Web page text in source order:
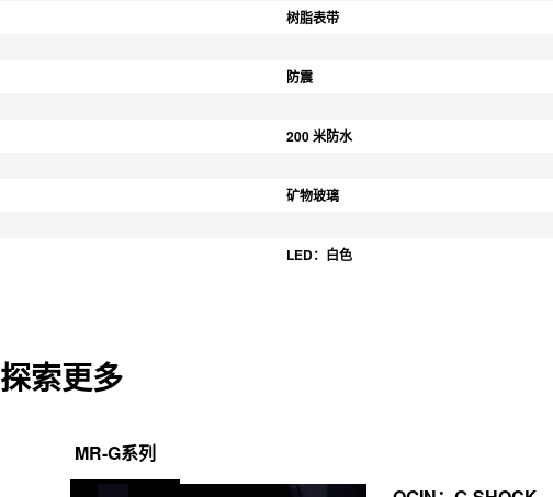
树脂表带
防震
200 米防水
矿物玻璃
LED：白色
探索更多
MR-G系列